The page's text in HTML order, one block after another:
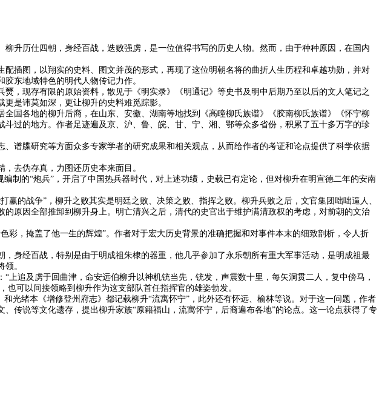
升历仕四朝，身经百战，迭败强虏，是一位值得书写的历史人物。然而，由于种种原因，在国内
插图，以翔实的史料、图文并茂的形式，再现了这位明朝名将的曲折人生历程和卓越功勋，并对
东地域特色的明代人物传记力作。
，现存有限的原始资料，散见于《明实录》《明通记》等史书及明中后期乃至以后的文人笔记之
是讳莫如深，更让柳升的史料难觅踪影。
国各地的柳升后裔，在山东、安徽、湖南等地找到《高疃柳氏族谱》《胶南柳氏族谱》《怀宁柳
过的地方。作者足迹遍及京、沪、鲁、皖、甘、宁、湘、鄂等众多省份，积累了五十多万字的珍
谱牒研究等方面众多专家学者的研究成果和相关观点，从而给作者的考证和论点提供了科学依据
去伪存真，力图还历史本来面目。
制的“炮兵”，开启了中国热兵器时代，对上述功绩，史载已有定论，但对柳升在明宣德二年的安南
的战争”，柳升之败其实是明廷之败、决策之败、指挥之败。柳升兵败之后，文官集团咄咄逼人、
原因全部推卸到柳升身上。明亡清兴之后，清代的史官出于维护满清政权的考虑，对前朝的文治
，掩盖了他一生的辉煌”。作者对于宏大历史背景的准确把握和对事件本末的细致剖析，令人折
身经百战，特别是由于明成祖朱棣的器重，他几乎参加了永乐朝所有重大军事活动，是明成祖最
。
追及虏于回曲津，命安远伯柳升以神机铳当先，铳发，声震数十里，每矢洞贯二人，复中傍马，
可以间接领略到柳升作为这支部队首任指挥官的雄姿勃发。
光绪本《增修登州府志》都记载柳升“流寓怀宁”，此外还有怀远、榆林等说。对于这一问题，作者
传说等文化遗存，提出柳升家族“原籍福山，流寓怀宁，后裔遍布各地”的论点。这一论点获得了专